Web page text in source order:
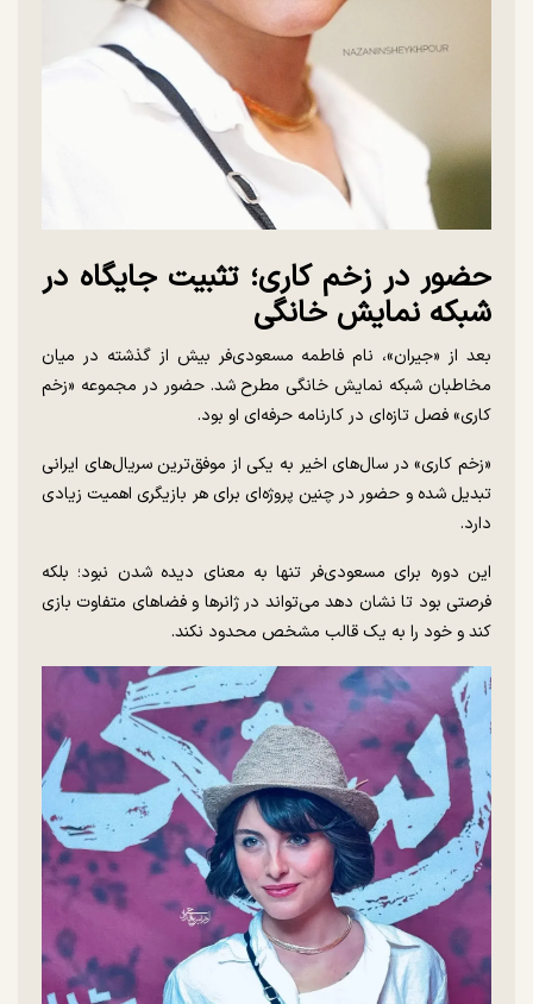
حضور در زخم کاری؛ تثبیت جایگاه در
شبکه نمایش خانگی
بعد از «جیران»، نام فاطمه مسعودی‌فر بیش از گذشته در میان
مخاطبان شبکه نمایش خانگی مطرح شد. حضور در مجموعه «زخم
کاری» فصل تازه‌ای در کارنامه حرفه‌ای او بود.
«زخم کاری» در سال‌های اخیر به یکی از موفق‌ترین سریال‌های ایرانی
تبدیل شده و حضور در چنین پروژه‌ای برای هر بازیگری اهمیت زیادی
دارد.
این دوره برای مسعودی‌فر تنها به معنای دیده شدن نبود؛ بلکه
فرصتی بود تا نشان دهد می‌تواند در ژانرها و فضاهای متفاوت بازی
کند و خود را به یک قالب مشخص محدود نکند.